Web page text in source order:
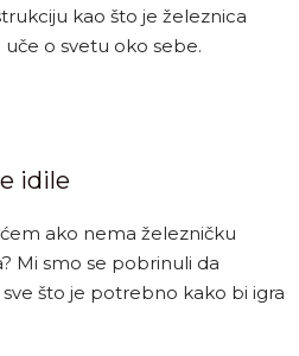
kao što je železnica
o svetu oko sebe.
idile
ako nema železničku
Mi smo se pobrinuli da
što je potrebno kako bi igra